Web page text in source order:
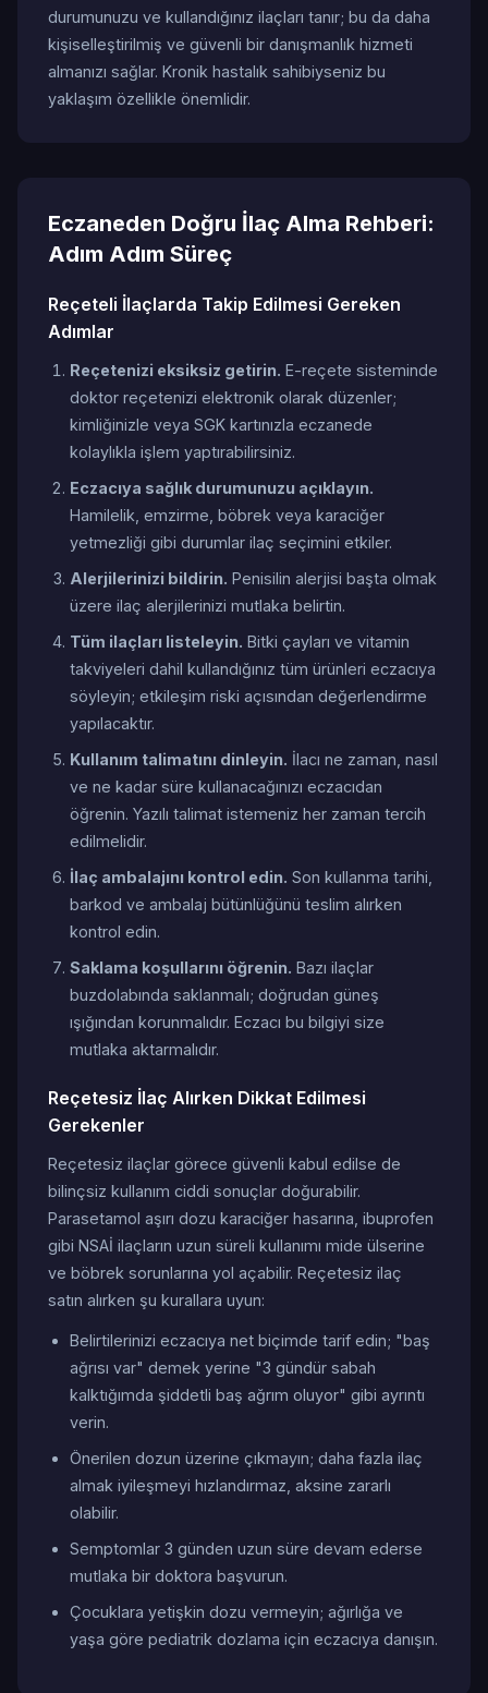
durumunuzu ve kullandığınız ilaçları tanır; bu da daha
kişiselleştirilmiş ve güvenli bir danışmanlık hizmeti
almanızı sağlar. Kronik hastalık sahibiyseniz bu
yaklaşım özellikle önemlidir.
Eczaneden Doğru İlaç Alma Rehberi:
Adım Adım Süreç
Reçeteli İlaçlarda Takip Edilmesi Gereken
Adımlar
Reçetenizi eksiksiz getirin. E-reçete sisteminde
doktor reçetenizi elektronik olarak düzenler;
kimliğinizle veya SGK kartınızla eczanede
kolaylıkla işlem yaptırabilirsiniz.
Eczacıya sağlık durumunuzu açıklayın.
Hamilelik, emzirme, böbrek veya karaciğer
yetmezliği gibi durumlar ilaç seçimini etkiler.
Alerjilerinizi bildirin. Penisilin alerjisi başta olmak
üzere ilaç alerjilerinizi mutlaka belirtin.
Tüm ilaçları listeleyin. Bitki çayları ve vitamin
takviyeleri dahil kullandığınız tüm ürünleri eczacıya
söyleyin; etkileşim riski açısından değerlendirme
yapılacaktır.
Kullanım talimatını dinleyin. İlacı ne zaman, nasıl
ve ne kadar süre kullanacağınızı eczacıdan
öğrenin. Yazılı talimat istemeniz her zaman tercih
edilmelidir.
İlaç ambalajını kontrol edin. Son kullanma tarihi,
barkod ve ambalaj bütünlüğünü teslim alırken
kontrol edin.
Saklama koşullarını öğrenin. Bazı ilaçlar
buzdolabında saklanmalı; doğrudan güneş
ışığından korunmalıdır. Eczacı bu bilgiyi size
mutlaka aktarmalıdır.
Reçetesiz İlaç Alırken Dikkat Edilmesi
Gerekenler
Reçetesiz ilaçlar görece güvenli kabul edilse de
bilinçsiz kullanım ciddi sonuçlar doğurabilir.
Parasetamol aşırı dozu karaciğer hasarına, ibuprofen
gibi NSAİ ilaçların uzun süreli kullanımı mide ülserine
ve böbrek sorunlarına yol açabilir. Reçetesiz ilaç
satın alırken şu kurallara uyun:
Belirtilerinizi eczacıya net biçimde tarif edin; "baş
ağrısı var" demek yerine "3 gündür sabah
kalktığımda şiddetli baş ağrım oluyor" gibi ayrıntı
verin.
Önerilen dozun üzerine çıkmayın; daha fazla ilaç
almak iyileşmeyi hızlandırmaz, aksine zararlı
olabilir.
Semptomlar 3 günden uzun süre devam ederse
mutlaka bir doktora başvurun.
Çocuklara yetişkin dozu vermeyin; ağırlığa ve
yaşa göre pediatrik dozlama için eczacıya danışın.